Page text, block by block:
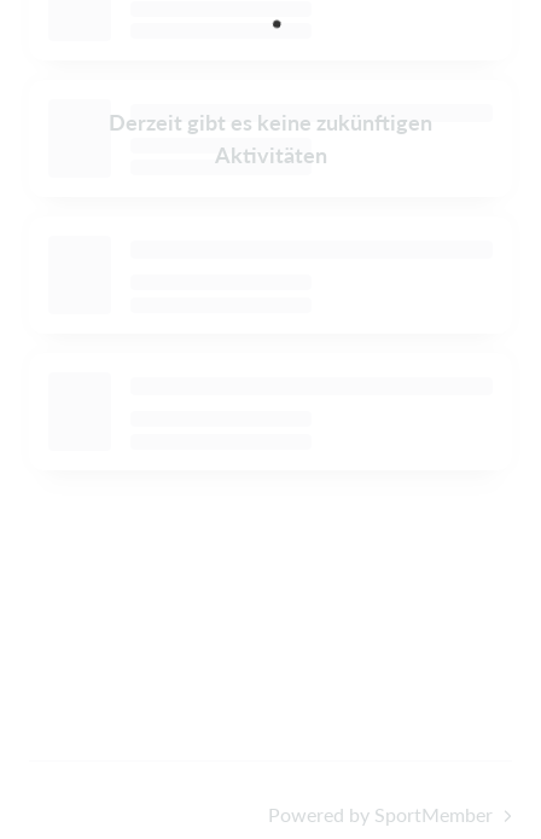
Derzeit gibt es keine zukünftigen
Aktivitäten
Powered by SportMember